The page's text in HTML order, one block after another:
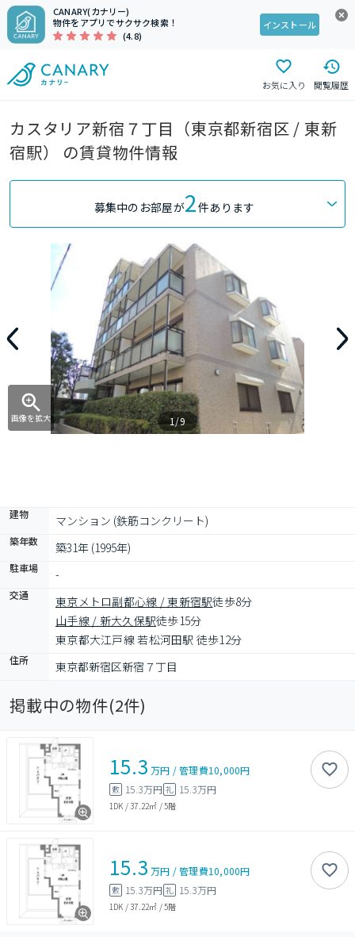
CANARY(カナリー)
物件をアプリでサクサク検索！
(4.8)
インストール
お気に入り 閲覧履歴
カスタリア新宿７丁目（東京都新宿区 / 東新
宿駅） の賃貸物件情報
募集中のお部屋が2件あります
画像を拡大 1/9
建物 マンション (鉄筋コンクリート)
築年数 築31年 (1995年)
駐車場 -
交通 東京メトロ副都心線 / 東新宿駅徒歩8分
山手線 / 新大久保駅徒歩15分
東京都大江戸線 若松河田駅 徒歩12分
住所 東京都新宿区新宿７丁目
掲載中の物件(2件)
15.3 万円 /管理費10,000円
敷 15.3万円 礼 15.3万円
1DK /37.22㎡ /5階
15.3 万円 /管理費10,000円
敷 15.3万円 礼 15.3万円
1DK /37.22㎡ /5階